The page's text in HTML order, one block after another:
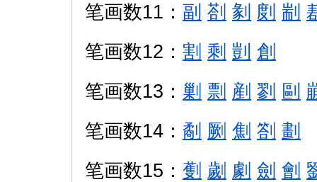
笔画数11： 副 剳 剶 剫 剬
笔画数12： 割 剩 剴 創
笔画数13： 剿 剽 剷 剹 剾
笔画数14： 劀 劂 劁 劄 劃
笔画数15： 劐 劌 劇 劍 劊